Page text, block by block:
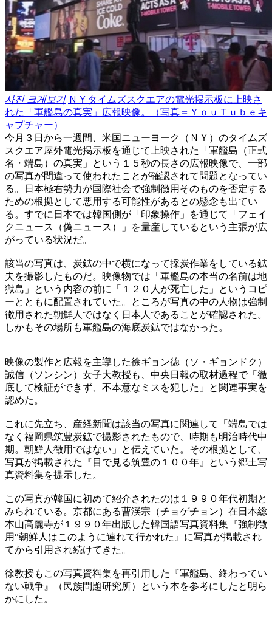
사진 크게보기 ＮＹタイムズスクエアの電光掲示板に上映さ
れた「軍艦島の真実」広報映像。（写真＝ＹｏｕＴｕｂｅキ
ャプチャー）
今月３日から一週間、米国ニューヨーク（ＮＹ）のタイムズ
スクエア屋外電光掲示板を通じて上映された「軍艦島（正式
名・端島）の真実」という１５秒の長さの広報映像で、一部
の写真が間違って使われたことが確認されて問題となってい
る。日本極右勢力が国際社会で強制徴用そのものを否定する
ための根拠として悪用する可能性があるとの懸念も出てい
る。すでに日本では韓国側が「印象操作」を通じて「フェイ
クニュース（偽ニュース）」を量産しているという主張が広
がっている状況だ。
該当の写真は、炭鉱の中で横になって採炭作業をしている鉱
夫を撮影したものだ。映像物では「軍艦島の本当の名前は地
獄島」という内容の前に「１２０人が死亡した」というコピ
ーとともに配置されていた。ところが写真の中の人物は強制
徴用された朝鮮人ではなく日本人であることが確認された。
しかもその場所も軍艦島の海底炭鉱ではなかった。
映像の製作と広報を主導した徐ギョン徳（ソ・ギョンドク）
誠信（ソンシン）女子大教授も、中央日報の取材過程で「徹
底して検証ができず、不本意なミスを犯した」と関連事実を
認めた。
これに先立ち、産経新聞は該当の写真に関連して「端島では
なく福岡県筑豊炭鉱で撮影されたもので、時期も明治時代中
期。朝鮮人徴用ではない」と伝えていた。その根拠として、
写真が掲載された『目で見る筑豊の１００年』という郷土写
真資料集を提示した。
この写真が韓国に初めて紹介されたのは１９９０年代初期と
みられている。京都にある曹渓宗（チョゲチョン）在日本総
本山高麗寺が１９９０年出版した韓国語写真資料集『強制徴
用“朝鮮人はこのように連れて行かれた』に写真が掲載され
てから引用され続けてきた。
徐教授もこの写真資料集を再引用した『軍艦島、終わってい
ない戦争』（民族問題研究所）という本を参考にしたと明ら
かにした。